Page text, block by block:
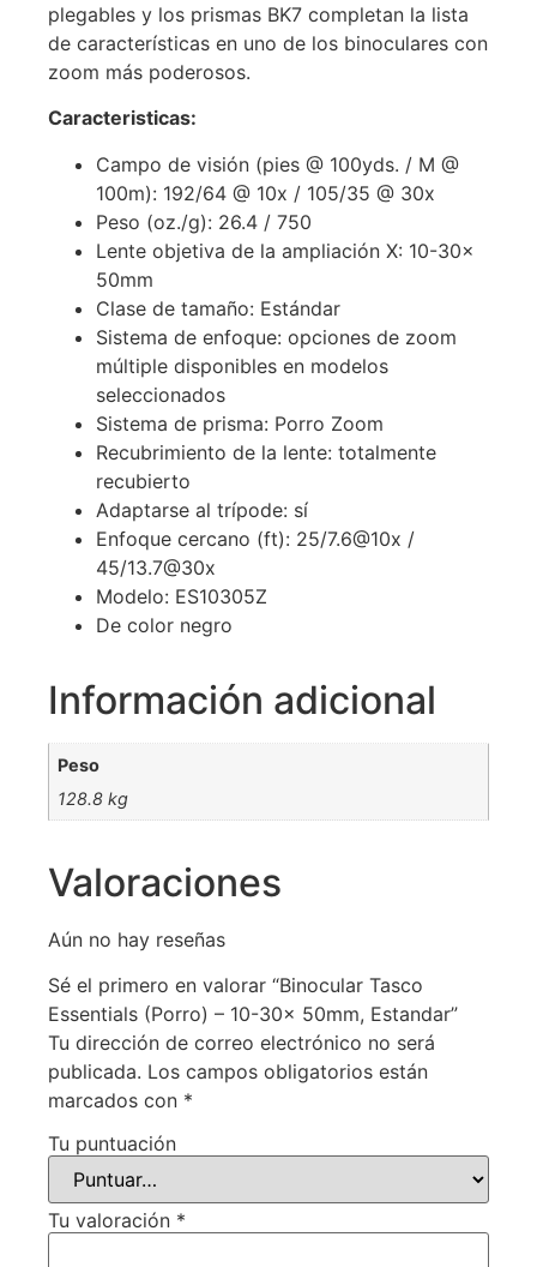
plegables y los prismas BK7 completan la lista
de características en uno de los binoculares con
zoom más poderosos.
Caracteristicas:
Campo de visión (pies @ 100yds. / M @
100m): 192/64 @ 10x / 105/35 @ 30x
Peso (oz./g): 26.4 / 750
Lente objetiva de la ampliación X: 10-30x
50mm
Clase de tamaño: Estándar
Sistema de enfoque: opciones de zoom
múltiple disponibles en modelos
seleccionados
Sistema de prisma: Porro Zoom
Recubrimiento de la lente: totalmente
recubierto
Adaptarse al trípode: sí
Enfoque cercano (ft): 25/7.6@10x /
45/13.7@30x
Modelo: ES10305Z
De color negro
Información adicional
Peso
128.8 kg
Valoraciones
Aún no hay reseñas
Sé el primero en valorar “Binocular Tasco
Essentials (Porro) – 10-30x 50mm, Estandar”
Tu dirección de correo electrónico no será
publicada. Los campos obligatorios están
marcados con *
Tu puntuación
Tu valoración *